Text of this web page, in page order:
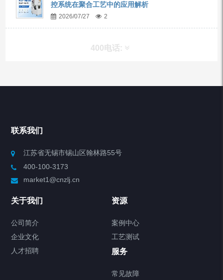
控系统在聚合工艺中的应用解析
2026/07/27 2
400电话:
制冷加热动态控温系统
Chiller气体控温系统
联系我们
江苏省无锡市锡山区翰林路55号
400-100-3173
market1@cnzlj.cn
关于我们
公司简介
企业文化
人才招聘
资源
案例中心
工艺测试
服务
常见故障